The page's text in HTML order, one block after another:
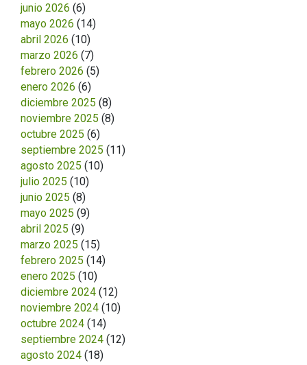
junio 2026 (6)
mayo 2026 (14)
abril 2026 (10)
marzo 2026 (7)
febrero 2026 (5)
enero 2026 (6)
diciembre 2025 (8)
noviembre 2025 (8)
octubre 2025 (6)
septiembre 2025 (11)
agosto 2025 (10)
julio 2025 (10)
junio 2025 (8)
mayo 2025 (9)
abril 2025 (9)
marzo 2025 (15)
febrero 2025 (14)
enero 2025 (10)
diciembre 2024 (12)
noviembre 2024 (10)
octubre 2024 (14)
septiembre 2024 (12)
agosto 2024 (18)